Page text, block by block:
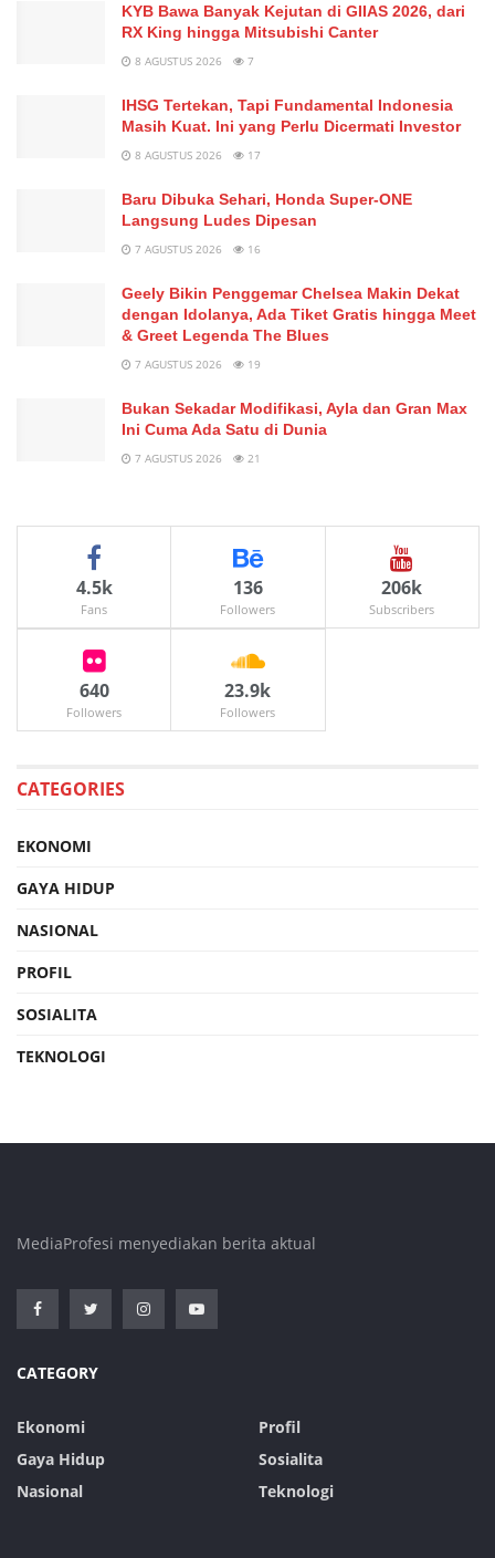
KYB Bawa Banyak Kejutan di GIIAS 2026, dari
RX King hingga Mitsubishi Canter
8 AGUSTUS 2026 7
IHSG Tertekan, Tapi Fundamental Indonesia
Masih Kuat. Ini yang Perlu Dicermati Investor
8 AGUSTUS 2026 17
Baru Dibuka Sehari, Honda Super-ONE
Langsung Ludes Dipesan
7 AGUSTUS 2026 16
Geely Bikin Penggemar Chelsea Makin Dekat
dengan Idolanya, Ada Tiket Gratis hingga Meet
& Greet Legenda The Blues
7 AGUSTUS 2026 19
Bukan Sekadar Modifikasi, Ayla dan Gran Max
Ini Cuma Ada Satu di Dunia
7 AGUSTUS 2026 21
4.5k
Fans
136
Followers
206k
Subscribers
640
Followers
23.9k
Followers
CATEGORIES
EKONOMI
GAYA HIDUP
NASIONAL
PROFIL
SOSIALITA
TEKNOLOGI
MediaProfesi menyediakan berita aktual
CATEGORY
Ekonomi
Gaya Hidup
Nasional
Profil
Sosialita
Teknologi